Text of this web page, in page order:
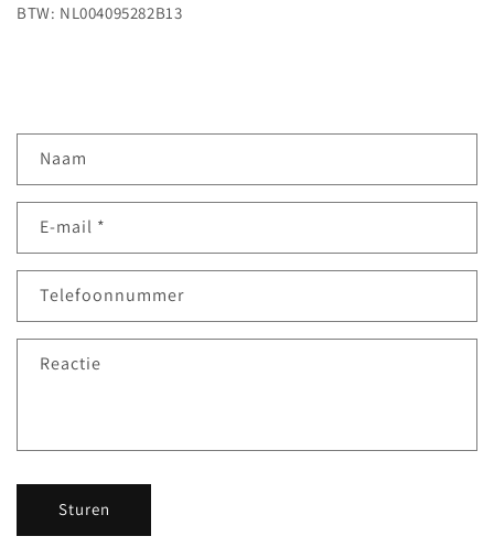
BTW: NL004095282B13
n
a
t
f
l
Naam
E‑mail *
Telefoonnummer
Reactie
Sturen